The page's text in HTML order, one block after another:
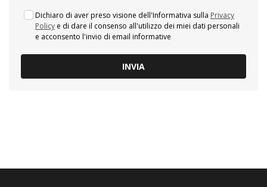
Dichiaro di aver preso visione dell'Informativa sulla Privacy
Policy e di dare il consenso all'utilizzo dei miei dati personali
e acconsento l'invio di email informative
INVIA